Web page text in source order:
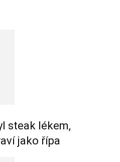
steak lékem,
jako řípa